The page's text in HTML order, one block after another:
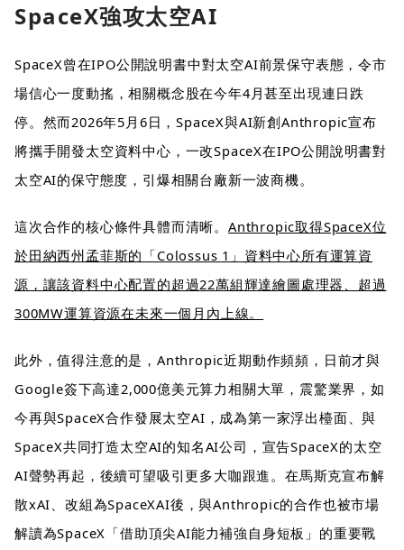
SpaceX強攻太空AI
SpaceX曾在IPO公開說明書中對太空AI前景保守表態，令市
場信心一度動搖，相關概念股在今年4月甚至出現連日跌
停。然而2026年5月6日，SpaceX與AI新創Anthropic宣布
將攜手開發太空資料中心，一改SpaceX在IPO公開說明書對
太空AI的保守態度，引爆相關台廠新一波商機。
這次合作的核心條件具體而清晰。Anthropic取得SpaceX位
於田納西州孟菲斯的「Colossus 1」資料中心所有運算資
源，讓該資料中心配置的超過22萬組輝達繪圖處理器、超過
300MW運算資源在未來一個月內上線。
此外，值得注意的是，Anthropic近期動作頻頻，日前才與
Google簽下高達2,000億美元算力相關大單，震驚業界，如
今再與SpaceX合作發展太空AI，成為第一家浮出檯面、與
SpaceX共同打造太空AI的知名AI公司，宣告SpaceX的太空
AI聲勢再起，後續可望吸引更多大咖跟進。在馬斯克宣布解
散xAI、改組為SpaceXAI後，與Anthropic的合作也被市場
解讀為SpaceX「借助頂尖AI能力補強自身短板」的重要戰